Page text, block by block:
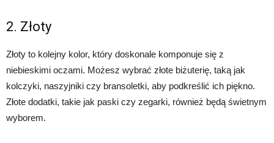
2. Złoty
Złoty to kolejny kolor, który doskonale komponuje się z
niebieskimi oczami. Możesz wybrać złote biżuterię, taką jak
kolczyki, naszyjniki czy bransoletki, aby podkreślić ich piękno.
Złote dodatki, takie jak paski czy zegarki, również będą świetnym
wyborem.